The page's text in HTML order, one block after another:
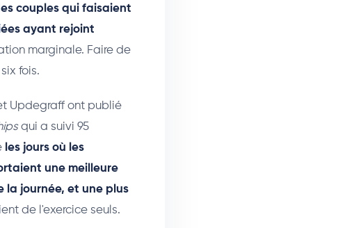
couples qui faisaient
ayant rejoint
marginale. Faire de
fois.
Updegraff ont publié
qui a suivi 95
les jours où les
une meilleure
la journée, et une plus
de l'exercice seuls.